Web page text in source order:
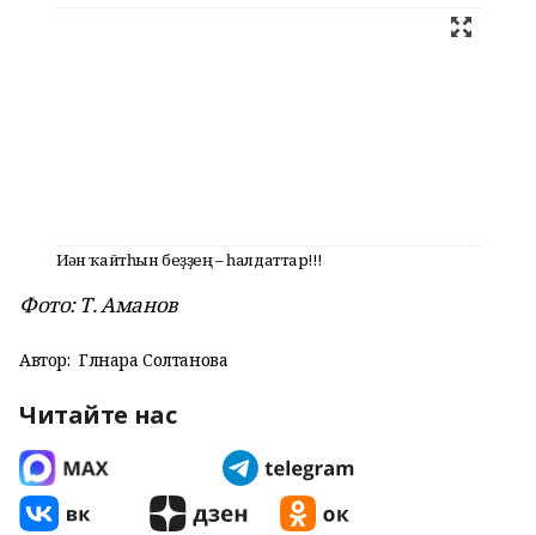
Иҫән ҡайтһын беҙҙең – һалдаттар!!!
Фото: Т. Аманов
Автор: Гөлнара Солтанова
Читайте нас